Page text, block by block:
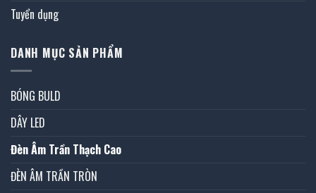
Tuyển dụng
DANH MỤC SẢN PHẨM
BÓNG BULD
DÂY LED
Đèn Âm Trần Thạch Cao
ĐÈN ÂM TRẦN TRÒN